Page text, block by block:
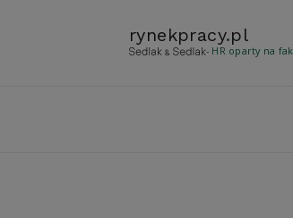
rynekpracy.pl
- HR oparty na